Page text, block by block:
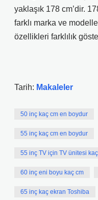
yaklaşık 178 cm’dir.
farklı marka ve
özellikleri farklılık
Tarih: Makaleler
50 inç kaç cm en boydur
55 inç kaç cm en boydur
55 inç TV için TV ünitesi
60 inç eni boyu kaç cm
65 inç kaç ekran Toshiba